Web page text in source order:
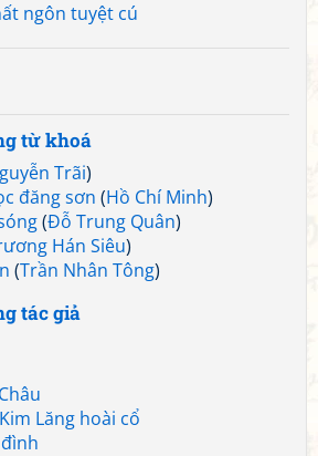
ngôn tuyệt cú
từ khoá
Trãi)
đăng sơn (Hồ Chí Minh)
(Đỗ Trung Quân)
Hán Siêu)
(Trần Nhân Tông)
tác giả
Lăng hoài cổ